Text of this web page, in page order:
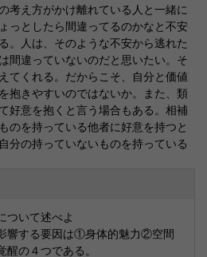
考え方がかけ離れている人と一緒に
っとしたら間違ってるのかなと不安
。人は、そのような不安から逃れた
間違っていないのだと思いたい。そ
てくれる。だからこそ、自分と価値
抱きやすいのではないか。また、類
好意を抱くと言う場合もある。相補
のを持っている他者に好意を持つと
分の持っていないものを持っている
ついて述べよ
響する要因は①身体的魅力②空間
の４つである。